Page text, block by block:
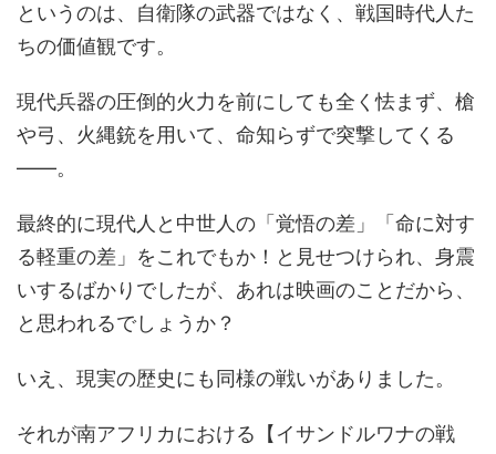
というのは、自衛隊の武器ではなく、戦国時代人た
ちの価値観です。
現代兵器の圧倒的火力を前にしても全く怯まず、槍
や弓、火縄銃を用いて、命知らずで突撃してくる
――。
最終的に現代人と中世人の「覚悟の差」「命に対す
る軽重の差」をこれでもか！と見せつけられ、身震
いするばかりでしたが、あれは映画のことだから、
と思われるでしょうか？
いえ、現実の歴史にも同様の戦いがありました。
それが南アフリカにおける【イサンドルワナの戦